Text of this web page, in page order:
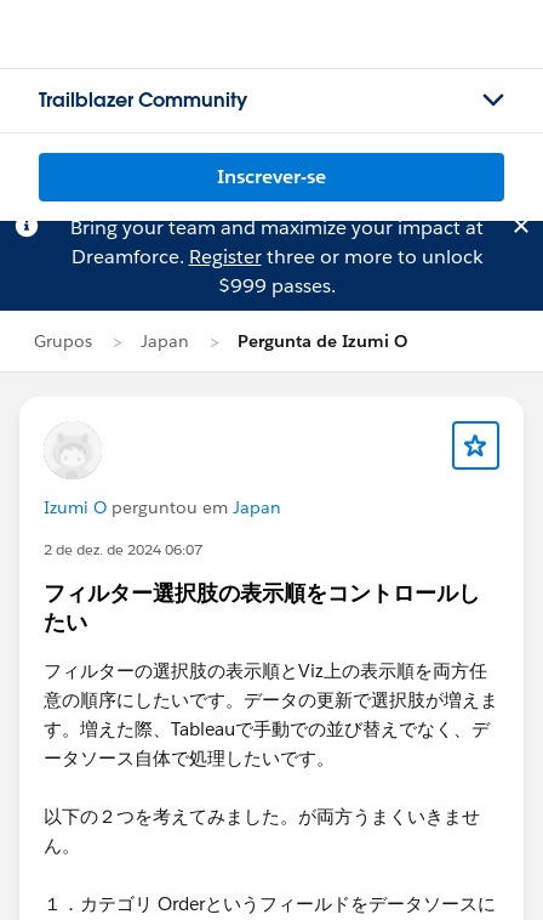
Trailblazer Community
Inscrever-se
Bring your team and maximize your impact at
Dreamforce. Registerthree or more to unlock
$999 passes.
Grupos Japan Pergunta de Izumi O
Izumi O perguntou em Japan
2 de dez. de 2024 06:07
フィルター選択肢の表示順をコントロールし
たい
フィルターの選択肢の表示順とViz上の表示順を両方任
意の順序にしたいです。データの更新で選択肢が増えま
す。増えた際、Tableauで手動での並び替えでなく、デ
ータソース自体で処理したいです。
以下の２つを考えてみました。が両方うまくいきませ
ん。
１．カテゴリ Orderというフィールドをデータソースに